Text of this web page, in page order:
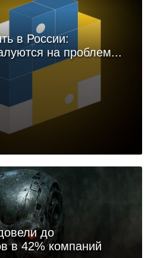
в России:
на проблем...
до
в 42% компаний